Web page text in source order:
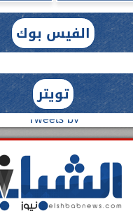
الفيس بوك
تويتر
Tweets by